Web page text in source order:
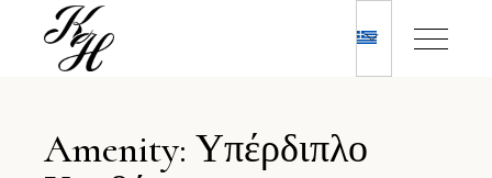
Amenity: Υπέρδιπλο